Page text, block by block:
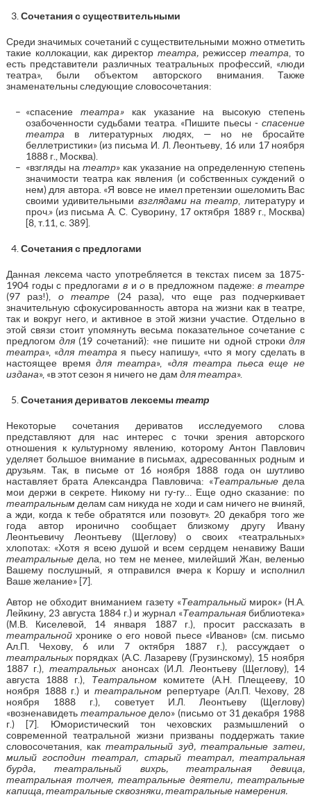
Сочетания с существительными
Среди значимых сочетаний с существительными можно отметить
такие коллокации, как директор театра,режиссертеатра , то
есть представители различных театральных профессий, «люди
театра», были объектом авторского внимания. Также
знаменательны следующие словосочетания:
«спасениетеатра» как указание на высокую степень
озабоченности судьбами театра. «Пишите пьесы -спасение
театра в литературных людях, — но не бросайте
беллетристики» (из письма И. Л. Леонтьеву, 16 или 17 ноября
1888 г., Москва).
«взгляды натеатр» как указание на определенную степень
значимости театра как явления (и собственных суждений о
нем) для автора. «Я вовсе не имел претензии ошеломить Вас
своими удивительными взглядами на театр , литературу и
проч.» (из письма А. С. Суворину, 17 октября 1889 г., Москва)
[8, т.11, с. 389].
Сочетания с предлогами
Данная лексема часто употребляется в текстах писем за 1875-
1904 годы с предлогами вио в предложном падеже:в театре
(97 раз!),
о театре (24 раза), что еще раз подчеркивает
значительную сфокусированность автора на жизни как в театре,
так и вокруг него, и активное в этой жизни участие. Отдельно в
этой связи стоит упомянуть весьма показательное сочетание с
предлогомдля (19 сочетаний): «не пишите ни одной строкидля
театра», «для театра я пьесу напишу», «что я могу сделать в
настоящее времядля театра», «для театра пьеса еще не
издана», «в этот сезон я ничего не дам для театра».
Сочетания дериватов лексемы театр
Некоторые сочетания дериватов исследуемого слова
представляют для нас интерес с точки зрения авторского
отношения к культурному явлению, которому Антон Павлович
уделяет большое внимание в письмах, адресованных родным и
друзьям. Так, в письме от 16 ноября 1888 года он шутливо
наставляет брата Александра Павловича: «Театральные дела
мои держи в секрете. Никому ни гу-гу… Еще одно сказание: по
театральным делам сам никуда не ходи и сам ничего не вчиняй,
а жди, когда к тебе обратятся или позовут». 20 декабря того же
года автор иронично сообщает близкому другу Ивану
Леонтьевичу Леонтьеву (Щеглову) о своих «театральных»
хлопотах: «Хотя я всею душой и всем сердцем ненавижу Ваши
театральные дела, но тем не менее, милейший Жан, веленью
Вашему послушный, я отправился вчера к Коршу и исполнил
Ваше желание» [7].
Автор не обходит вниманием газету «Театральный мирок»(Н.А.
Лейкину, 23 августа 1884 г.) и журнал «Театральнаябиблиотека»
(М.В. Киселевой, 14 января 1887 г.), просит рассказать в
театральнойхронике о его новой пьесе «Иванов» (см. письмо
Ал.П. Чехову, 6 или 7 октября 1887 г.), рассуждает о
театральныхпорядках (А.С. Лазареву (Грузинскому), 15 ноября
1887 г.),
театральных анонсах (И.Л. Леонтьеву (Щеглову), 14
августа 1888 г.), Театральномкомитете (А.Н. Плещееву, 10
ноября 1888 г.) и театральном репертуаре (Ал.П. Чехову, 28
ноября 1888 г.), советует И.Л. Леонтьеву (Щеглову)
«возненавидеть театральноедело» (письмо от 31 декабря 1988
г.) [7]. Юмористический тон чеховских размышлений о
современной театральной жизни призваны поддержать такие
словосочетания, кактеатральный зуд, театральные затеи,
милый господин театрал, старый театрал, театральная
бурда, театральный вихрь, театральная девица,
театральная толчея, театральные деятели, театральные
капища, театральные сквозняки, театральные намерения.